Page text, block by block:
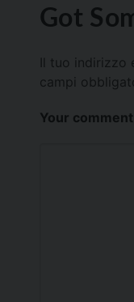
Got
Il tuo
campi
Your comment